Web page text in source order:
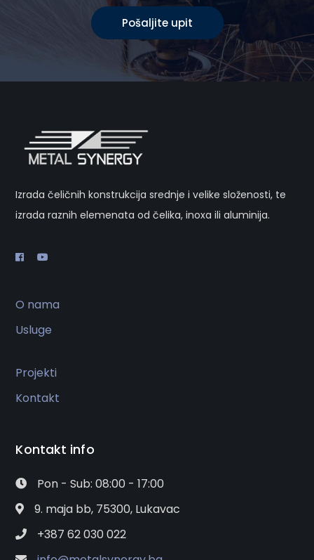
Pošaljite upit
Izrada čeličnih konstrukcija srednje i velike složenosti, te
izrada raznih elemenata od čelika, inoxa ili aluminija.
O nama
Usluge
Projekti
Kontakt
Kontakt info
Pon - Sub: 08:00 - 17:00
9. maja bb, 75300, Lukavac
+387 62 030 022